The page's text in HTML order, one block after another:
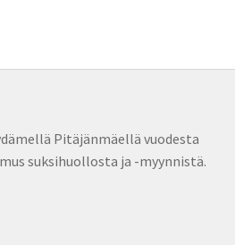
Pitäjänmäellä vuodesta
suksihuollosta ja -myynnistä.